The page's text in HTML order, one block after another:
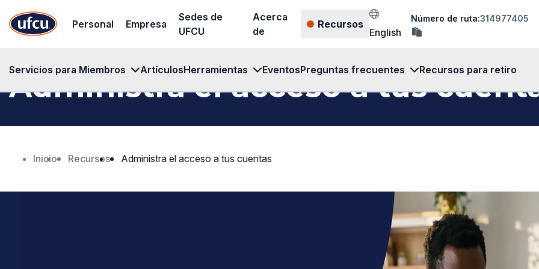
de
Personal Empresa
Sedes de
UFCU
Acerca
de
Recursos
Servicios para Miembros ArtículosHerramientas EventosPreguntas frecuentes Recursos para retiro
English
Número de ruta:314977405
copia
el
ruta
portapapeles
Administra el acceso a tus
Inicio Recursos Administra el acceso a tus cuentas